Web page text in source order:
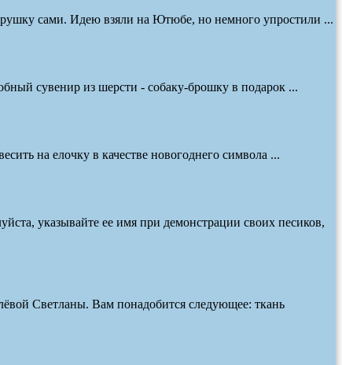
сами. Идею взяли на Ютюбе, но немного упростили ...
сувенир из шерсти - собаку-брошку в подарок ...
на елочку в качестве новогоднего символа ...
указывайте ее имя при демонстрации своих песиков,
Светланы. Вам понадобится следующее: ткань